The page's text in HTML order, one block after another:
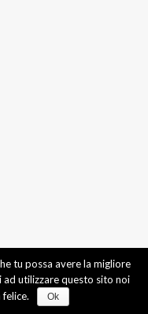
tu possa avere la migliore
ad utilizzare questo sito noi
felice.
Ok